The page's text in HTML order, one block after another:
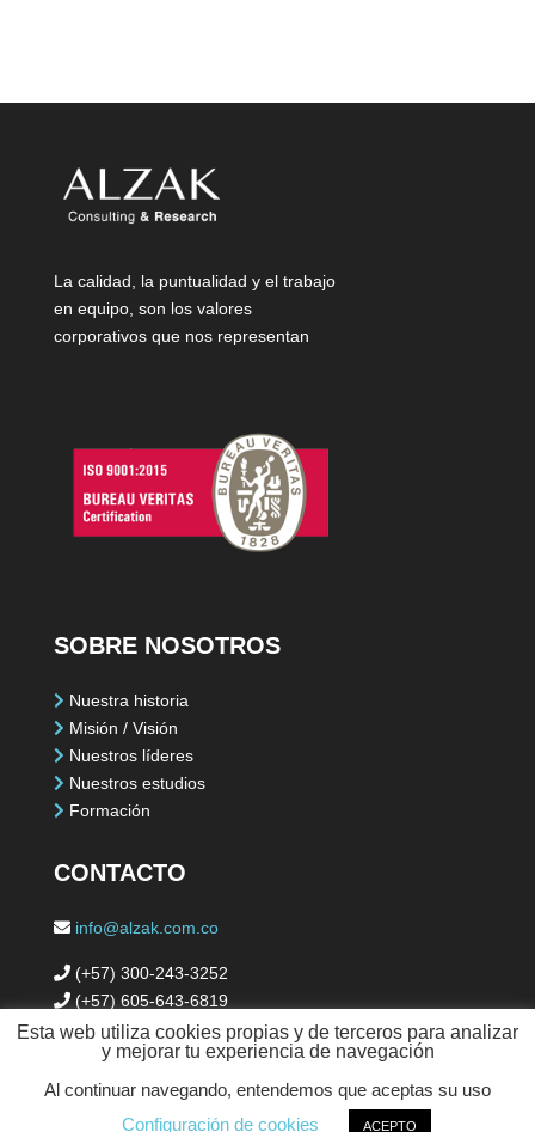
La calidad, la puntualidad y el trabajo
en equipo, son los valores
corporativos que nos representan
SOBRE NOSOTROS
Nuestra historia
Misión / Visión
Nuestros líderes
Nuestros estudios
Formación
CONTACTO
info@alzak.com.co
(+57) 300-243-3252
(+57) 605-643-6819
Cartagena de Indias, Colombia
Esta web utiliza cookies propias y de terceros para analizar
y mejorar tu experiencia de navegación
Al continuar navegando, entendemos que aceptas su uso
Configuración de cookies
ACEPTO